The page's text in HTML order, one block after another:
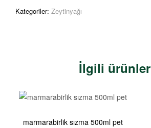
Kategoriler: Zeytinyağı
İlgili ürünler
marmarabirlik sızma 500ml pet